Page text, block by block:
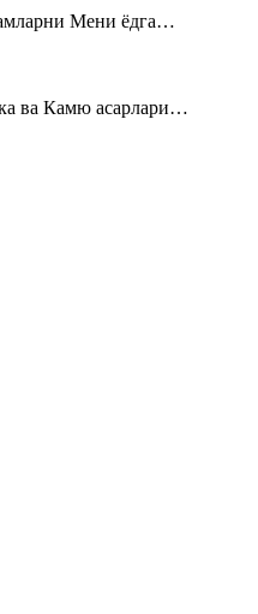
Мени ёдга…
ва Камю асарлари…